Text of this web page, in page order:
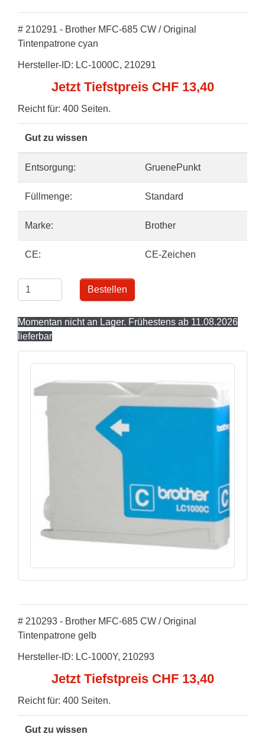
# 210291 - Brother MFC-685 CW / Original
Tintenpatrone cyan
Hersteller-ID: LC-1000C, 210291
Jetzt Tiefstpreis CHF 13,40
Reicht für: 400 Seiten.
Gut zu wissen
Entsorgung: GruenePunkt
Füllmenge: Standard
Marke: Brother
CE: CE-Zeichen
Bestellen
Momentan nicht an Lager. Frühestens ab 11.08.2026
lieferbar
# 210293 - Brother MFC-685 CW / Original
Tintenpatrone gelb
Hersteller-ID: LC-1000Y, 210293
Jetzt Tiefstpreis CHF 13,40
Reicht für: 400 Seiten.
Gut zu wissen